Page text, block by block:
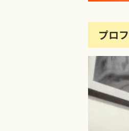
プロ